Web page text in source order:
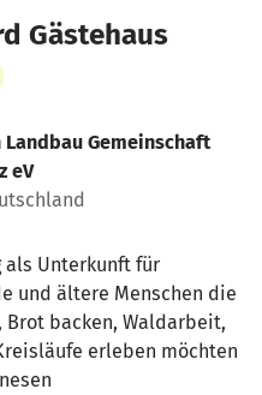
Gästehaus
Landbau Gemeinschaft
eV
als Unterkunft für
und ältere Menschen die
backen, Waldarbeit,
erleben möchten